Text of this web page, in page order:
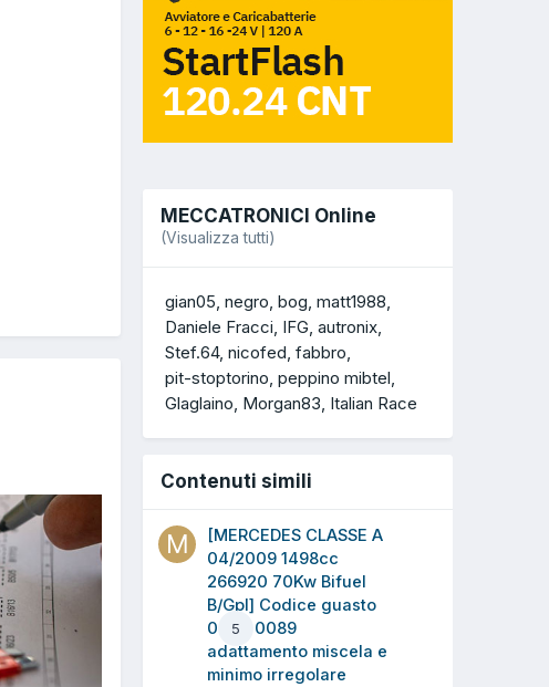
MECCATRONICI Online
(Visualizza tutti)
gian05 negro bog matt1988
Daniele Fracci IFG autronix
Stef.64 nicofed fabbro
pit-stoptorino peppino mibtel
Glaglaino Morgan83 Italian Race
Contenuti simili
5
[MERCEDES CLASSE A
04/2009 1498cc
266920 70Kw Bifuel
B/Gpl] Codice guasto
0042 0089
adattamento miscela e
minimo irregolare